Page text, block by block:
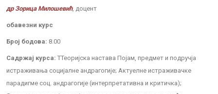
др Зорица Милошевић, доцент
обавезни курс
Број бодова: 8.00
Садржај курса: ТТеоријска настава Појам, предмет и подручја
истраживања социјалне андрагогије; Актуелне истраживачке
парадигме соц. андрагогије (интерпретативна и критичка);